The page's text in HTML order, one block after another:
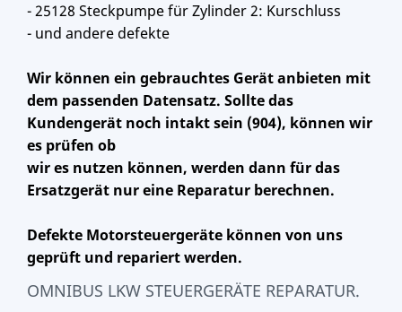
- 25128 Steckpumpe für Zylinder 2: Kurschluss
- und andere defekte
Wir können ein gebrauchtes Gerät anbieten mit
dem passenden Datensatz. Sollte das
Kundengerät noch intakt sein (904), können wir
es prüfen ob
wir es nutzen können, werden dann für das
Ersatzgerät nur eine Reparatur berechnen.
Defekte Motorsteuergeräte können von uns
geprüft und repariert werden.
OMNIBUS LKW STEUERGERÄTE REPARATUR.